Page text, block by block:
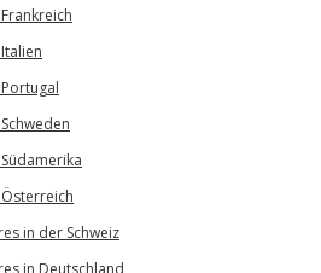
in der Schweiz
in Deutschland